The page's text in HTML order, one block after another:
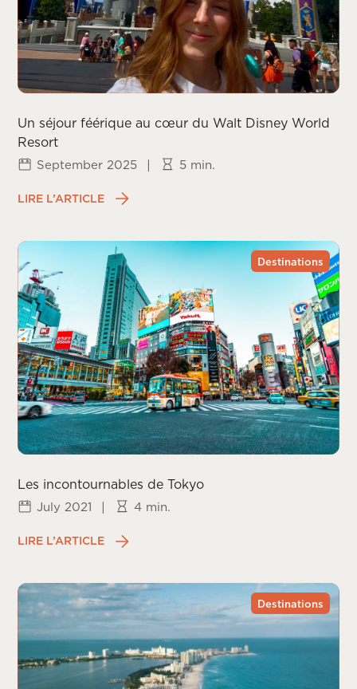
Un séjour féérique au cœur du Walt Disney World
Resort
September 2025 | 5 min.
LIRE L’ARTICLE
Destinations
Les incontournables de Tokyo
July 2021 | 4 min.
LIRE L’ARTICLE
Destinations